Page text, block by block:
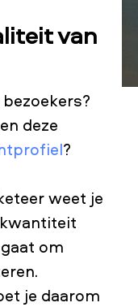
van
deze
?
weet je
om
je daarom